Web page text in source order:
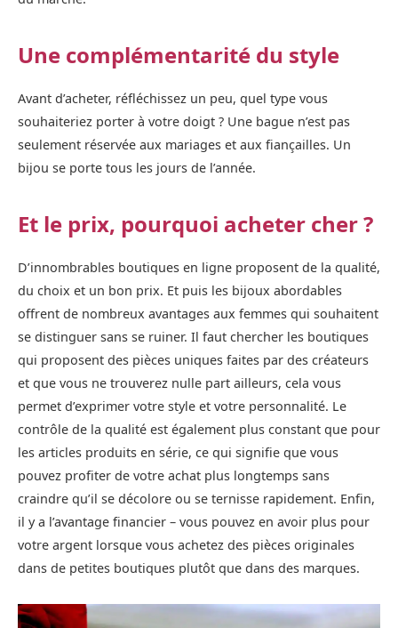
Une complémentarité du style
Avant d’acheter, réfléchissez un peu, quel type vous
souhaiteriez porter à votre doigt ? Une bague n’est pas
seulement réservée aux mariages et aux fiançailles. Un
bijou se porte tous les jours de l’année.
Et le prix, pourquoi acheter cher ?
D’innombrables boutiques en ligne proposent de la qualité,
du choix et un bon prix. Et puis les bijoux abordables
offrent de nombreux avantages aux femmes qui souhaitent
se distinguer sans se ruiner. Il faut chercher les boutiques
qui proposent des pièces uniques faites par des créateurs
et que vous ne trouverez nulle part ailleurs, cela vous
permet d’exprimer votre style et votre personnalité. Le
contrôle de la qualité est également plus constant que pour
les articles produits en série, ce qui signifie que vous
pouvez profiter de votre achat plus longtemps sans
craindre qu’il se décolore ou se ternisse rapidement. Enfin,
il y a l’avantage financier – vous pouvez en avoir plus pour
votre argent lorsque vous achetez des pièces originales
dans de petites boutiques plutôt que dans des marques.